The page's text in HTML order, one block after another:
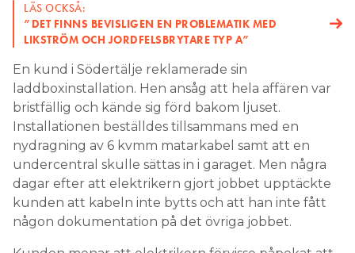
LÄS OCKSÅ:
”DET FINNS BEVISLIGEN EN PROBLEMATIK MED
LIKSTRÖM OCH JORDFELSBRYTARE TYP A”
En kund i Södertälje reklamerade sin
laddboxinstallation. Hen ansåg att hela affären var
bristfällig och kände sig förd bakom ljuset.
Installationen beställdes tillsammans med en
nydragning av 6 kvmm matarkabel samt att en
undercentral skulle sättas in i garaget. Men några
dagar efter att elektrikern gjort jobbet upptäckte
kunden att kabeln inte bytts och att han inte fått
någon dokumentation på det övriga jobbet.